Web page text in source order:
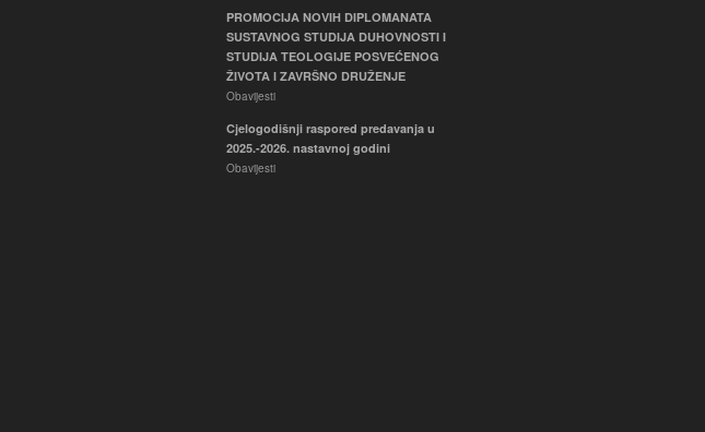
PROMOCIJA NOVIH DIPLOMANATA
SUSTAVNOG STUDIJA DUHOVNOSTI I
STUDIJA TEOLOGIJE POSVEĆENOG
ŽIVOTA I ZAVRŠNO DRUŽENJE
Obavijesti
Cjelogodišnji raspored predavanja u
2025.-2026. nastavnoj godini
Obavijesti